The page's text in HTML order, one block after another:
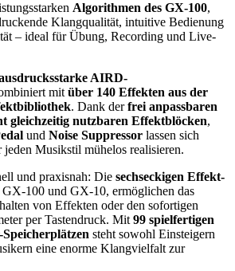
Algorithmen des GX-100,
Klangqualität, intuitive Bedienung
– ideal für Übung, Recording und Live-
AIRD-
mit über 140 Effekten aus der
. Dank derfrei anpassbaren
gleichzeitig nutzbaren Effektblöcken,
und Noise Suppressor lassen sich
Musikstil mühelos realisieren.
und praxisnah: Die sechseckigen Effekt-
100 und GX-10, ermöglichen das
von Effekten oder den sofortigen
per Tastendruck. Mit 99 spielfertigen
Speicherplätzen steht sowohl Einsteigern
eine enorme Klangvielfalt zur